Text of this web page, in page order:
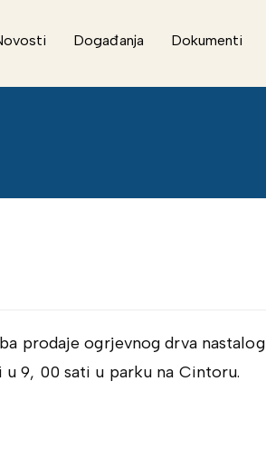
Događanja Dokumenti
prodaje ogrjevnog drva nastalog
9, 00 sati u parku na Cintoru.